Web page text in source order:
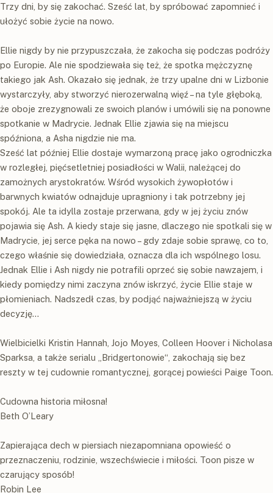
Trzy dni, by się zakochać. Sześć lat, by spróbować zapomnieć i
ułożyć sobie życie na nowo.
Ellie nigdy by nie przypuszczała, że zakocha się podczas podróży
po Europie. Ale nie spodziewała się też, że spotka mężczyznę
takiego jak Ash. Okazało się jednak, że trzy upalne dni w Lizbonie
wystarczyły, aby stworzyć nierozerwalną więź – na tyle głęboką,
że oboje zrezygnowali ze swoich planów i umówili się na ponowne
spotkanie w Madrycie. Jednak Ellie zjawia się na miejscu
spóźniona, a Asha nigdzie nie ma.
Sześć lat później Ellie dostaje wymarzoną pracę jako ogrodniczka
w rozległej, pięćsetletniej posiadłości w Walii, należącej do
zamożnych arystokratów. Wśród wysokich żywopłotów i
barwnych kwiatów odnajduje upragniony i tak potrzebny jej
spokój. Ale ta idylla zostaje przerwana, gdy w jej życiu znów
pojawia się Ash. A kiedy staje się jasne, dlaczego nie spotkali się w
Madrycie, jej serce pęka na nowo – gdy zdaje sobie sprawę, co to,
czego właśnie się dowiedziała, oznacza dla ich wspólnego losu.
Jednak Ellie i Ash nigdy nie potrafili oprzeć się sobie nawzajem, i
kiedy pomiędzy nimi zaczyna znów iskrzyć, życie Ellie staje w
płomieniach. Nadszedł czas, by podjąć najważniejszą w życiu
decyzję…
Wielbicielki Kristin Hannah, Jojo Moyes, Colleen Hoover i Nicholasa
Sparksa, a także serialu „Bridgertonowie“, zakochają się bez
reszty w tej cudownie romantycznej, gorącej powieści Paige Toon.
Cudowna historia miłosna!
Beth O’Leary
Zapierająca dech w piersiach niezapomniana opowieść o
przeznaczeniu, rodzinie, wszechświecie i miłości. Toon pisze w
czarujący sposób!
Robin Lee